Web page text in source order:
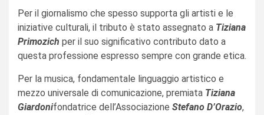
Per il giornalismo che spesso supporta gli artisti e le
iniziative culturali, il tributo è stato assegnato a Tiziana
Primozich per il suo significativo contributo dato a
questa professione espresso sempre con grande etica.
Per la musica, fondamentale linguaggio artistico e
mezzo universale di comunicazione, premiata Tiziana
Giardonifondatrice dell’Associazione Stefano D’Orazio,